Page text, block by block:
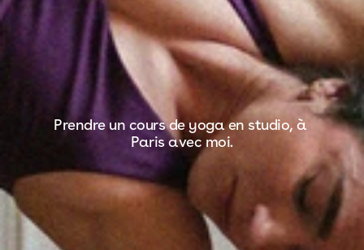
en studio.
Prendre un cours de yoga en studio, à
Paris avec moi.